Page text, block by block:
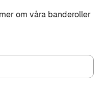
om våra banderoller